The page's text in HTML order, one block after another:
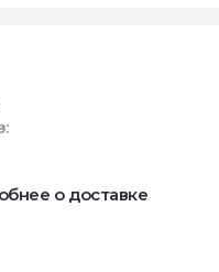
о доставке